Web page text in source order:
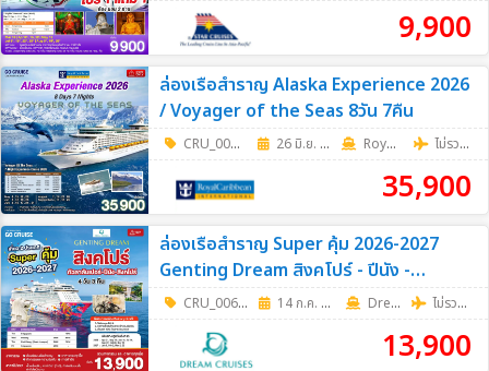
9,900
ล่องเรือสำราญ Alaska Experience 2026
/ Voyager of the Seas 8วัน 7คืน
CRU_0069 8วัน 7คืน
26 มิ.ย. 69 - 25 ก.ย. 69 RoyalCaribbean ไม่รวมตั๋วเครื่องบิน
35,900
ล่องเรือสำราญ Super คุ้ม 2026-2027
Genting Dream สิงคโปร์ - ปีนัง -
กัวลาลัมเปอร์(พอร์ตคลัง) - สิงคโปร์ เดิน
ทางวันอังคาร 4วัน 3คืน
CRU_0067 4วัน 3คืน
14 ก.ค. 69 - 17 พ.ย. 69 Dream Cruise ไม่รวมตั๋วเครื่องบิน
13,900